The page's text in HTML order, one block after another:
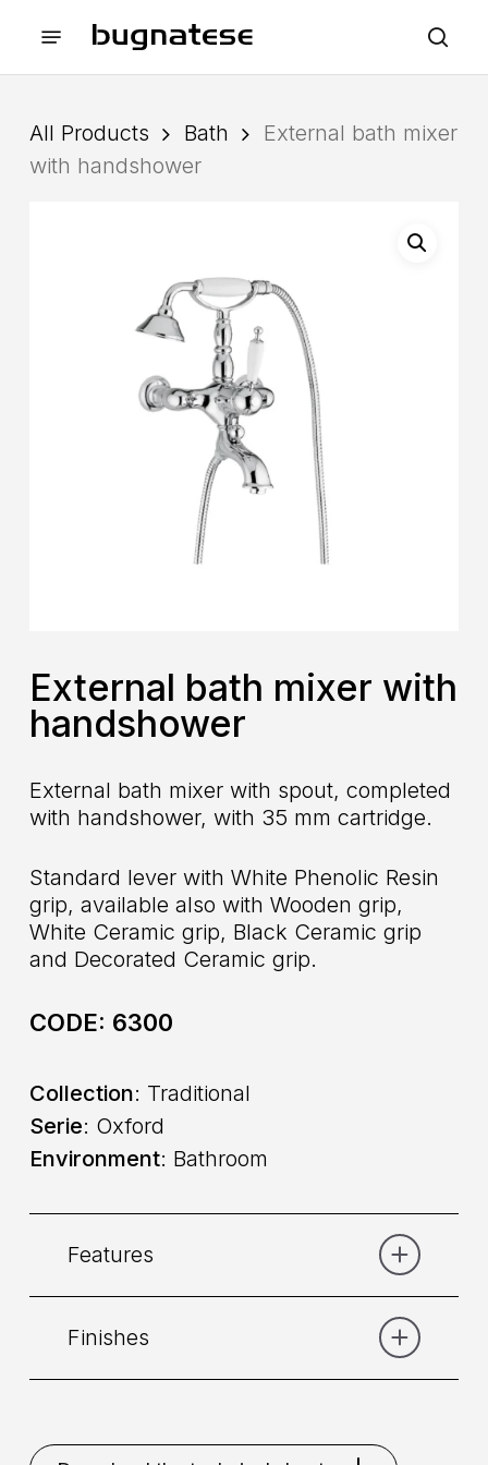
Menu
All Products Bath
External bath mixer
with handshower
External bath mixer with
handshower
External bath mixer with spout, completed
with handshower, with 35 mm cartridge.
Standard lever with White Phenolic Resin
grip, available also with Wooden grip,
White Ceramic grip, Black Ceramic grip
and Decorated Ceramic grip.
CODE: 6300
Collection: Traditional
Serie: Oxford
Environment: Bathroom
Features
Finishes
Bronze Chrome Copper Gold